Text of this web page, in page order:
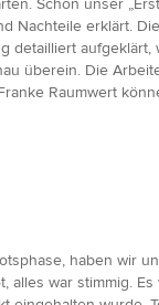
Schon unser
erklärt.
überein. Die
Raumwert
haben wir
war stimmig.